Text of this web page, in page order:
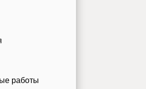
работы